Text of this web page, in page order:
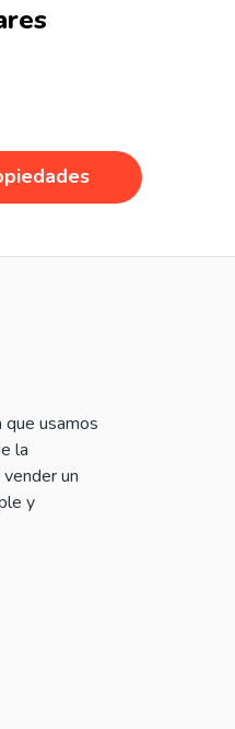
que usamos
la
un
y